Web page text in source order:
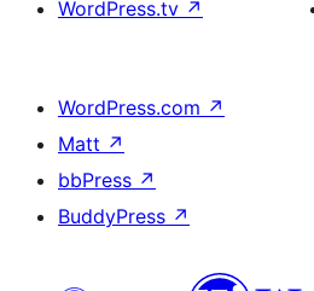
WordPress.tv ↗
WordPress.com ↗
Matt ↗
bbPress ↗
BuddyPress ↗